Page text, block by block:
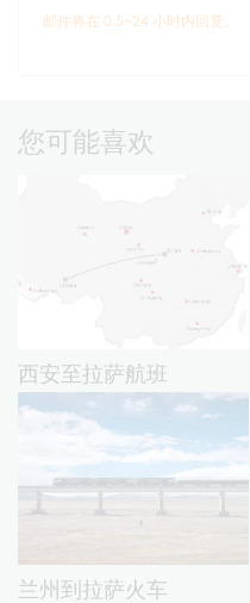
邮件将在 0.5~24 小时内回复。
您可能喜欢
西安至拉萨航班
兰州到拉萨火车